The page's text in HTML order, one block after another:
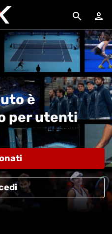
search person
è
per utenti